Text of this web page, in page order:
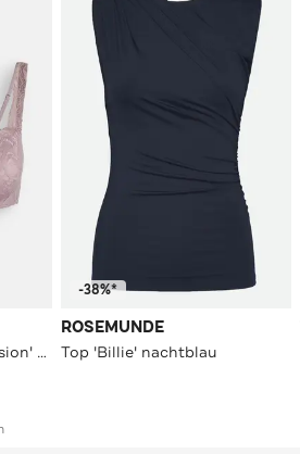
Bügel-BH 'Make-Up Illusion' mauve
-38%*
ROSEMUNDE
Top 'Billie' nachtblau